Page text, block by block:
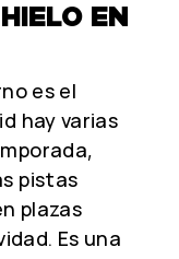
EN
es el
hay varias
pistas
plazas
Es una